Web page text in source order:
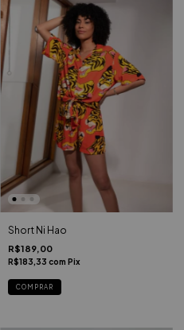
Short Ni Hao
R$189,00
R$183,33 com Pix
COMPRAR